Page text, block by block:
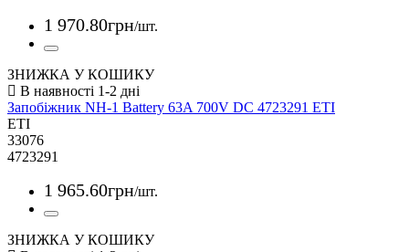
1 970.80грн/шт.
ЗНИЖКА У КОШИКУ
Запобіжник NH-1 Battery 63A 700V DC 4723291 ETI
ETI
33076
4723291
1 965.60грн/шт.
ЗНИЖКА У КОШИКУ